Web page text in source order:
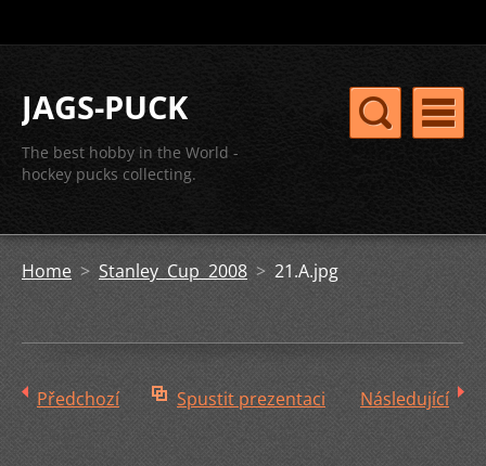
JAGS-PUCK
The best hobby in the World -
hockey pucks collecting.
Home > Stanley Cup 2008 >21.A.jpg
Předchozí Spustit prezentaci Následující